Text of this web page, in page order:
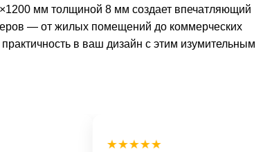
мм толщиной 8 мм создает впечатляющий
— от жилых помещений до коммерческих
практичность в ваш дизайн с этим изумительным
★★★★★